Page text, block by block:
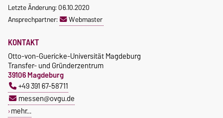
Letzte Änderung: 06.10.2020
Ansprechpartner:
Webmaster
KONTAKT
Otto-von-Guericke-Universität Magdeburg
Transfer- und Gründerzentrum
39106 Magdeburg
+49 391 67-58711
messen@ovgu.de
mehr…